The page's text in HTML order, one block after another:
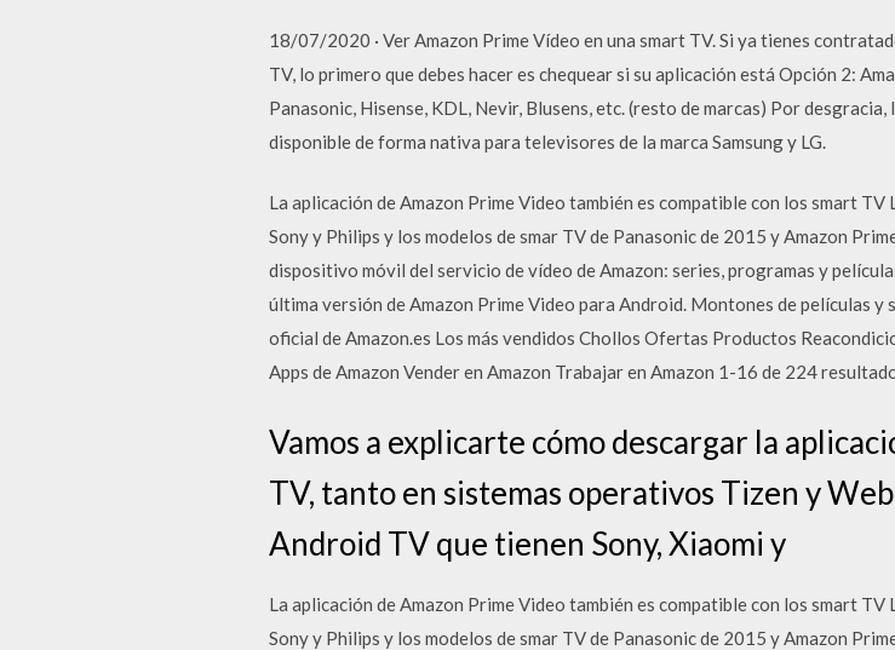
18/07/2020 · Ver Amazon Prime Vídeo en una smart TV. Si ya tienes
TV, lo primero que debes hacer es chequear si su aplicación está Opción 2:
Panasonic, Hisense, KDL, Nevir, Blusens, etc. (resto de marcas) Por
disponible de forma nativa para televisores de la marca Samsung y LG.
La aplicación de Amazon Prime Video también es compatible con los smart
Sony y Philips y los modelos de smar TV de Panasonic de 2015 y Amazon
dispositivo móvil del servicio de vídeo de Amazon: series, programas y
última versión de Amazon Prime Video para Android. Montones de películas y
oficial de Amazon.es Los más vendidos Chollos Ofertas Productos
Apps de Amazon Vender en Amazon Trabajar en Amazon 1-16 de 224
Vamos a explicarte cómo descargar la
TV, tanto en sistemas operativos Tizen y
Android TV que tienen Sony, Xiaomi y
La aplicación de Amazon Prime Video también es compatible con los smart
Sony y Philips y los modelos de smar TV de Panasonic de 2015 y Amazon